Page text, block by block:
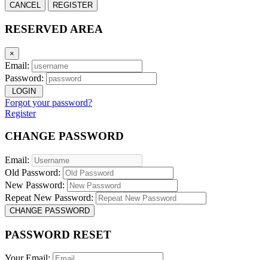
CANCEL REGISTER
RESERVED AREA
×
Email:
Password:
LOGIN
Forgot your password?
Register
CHANGE PASSWORD
Email:
Old Password:
New Password:
Repeat New Password:
CHANGE PASSWORD
PASSWORD RESET